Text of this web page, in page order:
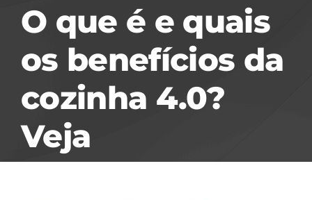
O que é e quais
os benefícios da
cozinha 4.0?
Veja